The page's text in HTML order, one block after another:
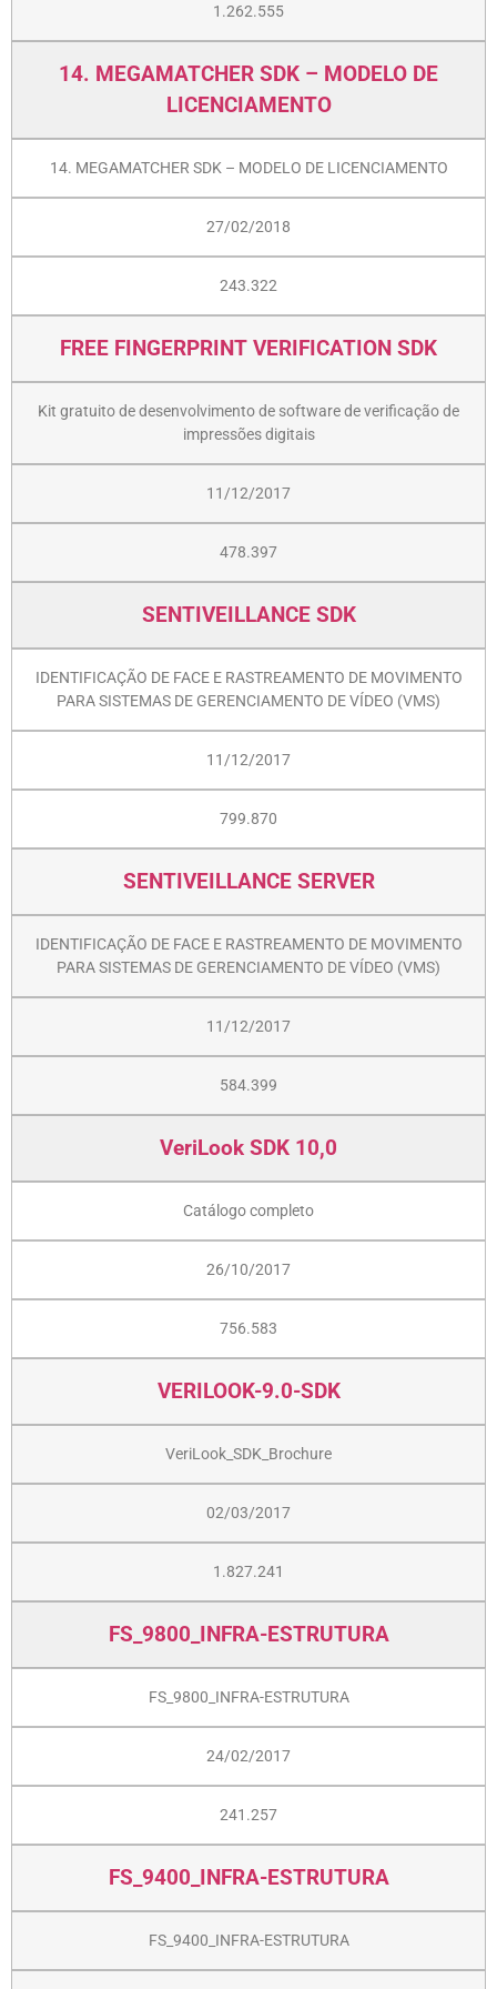
1.262.555
14. MEGAMATCHER SDK – MODELO DE
LICENCIAMENTO
14. MEGAMATCHER SDK – MODELO DE LICENCIAMENTO
27/02/2018
243.322
FREE FINGERPRINT VERIFICATION SDK
Kit gratuito de desenvolvimento de software de verificação de
impressões digitais
11/12/2017
478.397
SENTIVEILLANCE SDK
IDENTIFICAÇÃO DE FACE E RASTREAMENTO DE MOVIMENTO
PARA SISTEMAS DE GERENCIAMENTO DE VÍDEO (VMS)
11/12/2017
799.870
SENTIVEILLANCE SERVER
IDENTIFICAÇÃO DE FACE E RASTREAMENTO DE MOVIMENTO
PARA SISTEMAS DE GERENCIAMENTO DE VÍDEO (VMS)
11/12/2017
584.399
VeriLook SDK 10,0
Catálogo completo
26/10/2017
756.583
VERILOOK-9.0-SDK
VeriLook_SDK_Brochure
02/03/2017
1.827.241
FS_9800_INFRA-ESTRUTURA
FS_9800_INFRA-ESTRUTURA
24/02/2017
241.257
FS_9400_INFRA-ESTRUTURA
FS_9400_INFRA-ESTRUTURA